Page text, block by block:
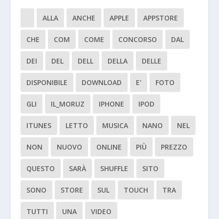
ALLA ANCHE APPLE APPSTORE
CHE COM COME CONCORSO DAL
DEI DEL DELL DELLA DELLE
DISPONIBILE DOWNLOAD E' FOTO
GLI IL_MORUZ IPHONE IPOD
ITUNES LETTO MUSICA NANO NEL
NON NUOVO ONLINE PIÙ PREZZO
QUESTO SARÀ SHUFFLE SITO
SONO STORE SUL TOUCH TRA
TUTTI UNA VIDEO